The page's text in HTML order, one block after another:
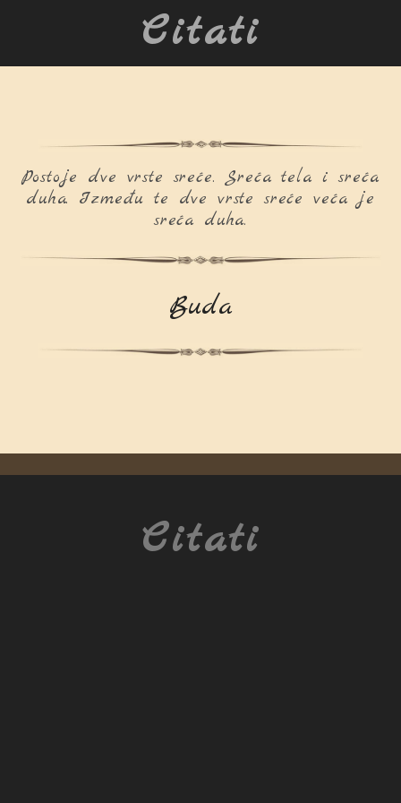
Citati
Postoje dve vrste sreće. Sreća tela i sreća
duha. Između te dve vrste sreće veća je
sreća duha.
Buda
Citati